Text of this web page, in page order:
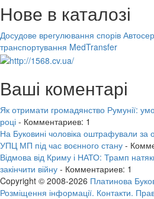
Нове в каталозі
Досудове врегулювання спорів
транспортування MedTransfer
Ваші коментарі
Як отримати громадянство Румунії:
році - Комментариев: 1
На Буковині чоловіка оштрафували за
УПЦ МП під час воєнного стану -
Відмова від Криму і НАТО: Трамп
закінчити війну - Комментариев: 1
Copyright © 2008-2026 Платинова
Розміщення інформації. Контакти.